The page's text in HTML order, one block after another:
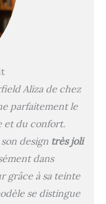
Aliza de chez
parfaitement le
et du confort.
design très joli
dans
grâce à sa teinte
se distingue